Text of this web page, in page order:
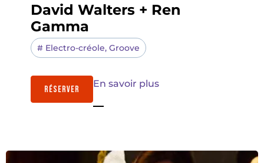
David Walters + Ren
Gamma
# Electro-créole, Groove
RÉSERVER En savoir plus